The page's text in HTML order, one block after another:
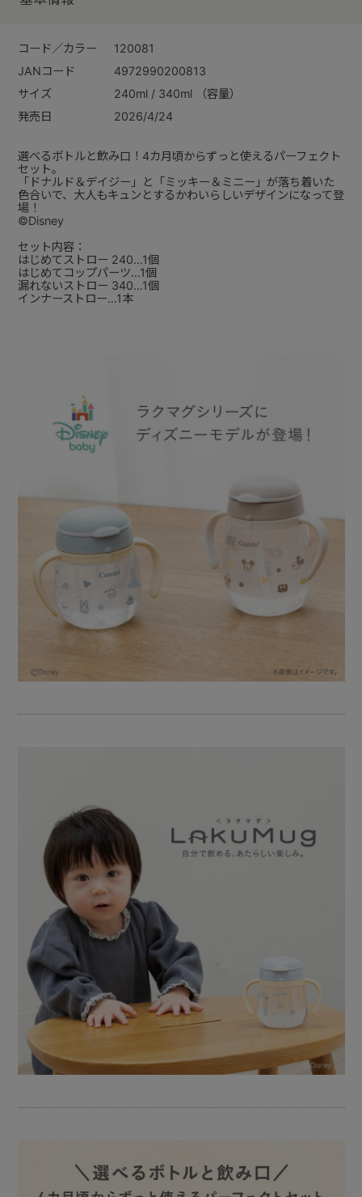
コード／カラー
120081
JANコード
4972990200813
サイズ
240ml / 340ml （容量）
発売日
2026/4/24
選べるボトルと飲み口！4カ月頃からずっと使えるパーフェクト
セット。
「ドナルド＆デイジー」と「ミッキー＆ミニー」が落ち着いた
色合いで、大人もキュンとするかわいらしいデザインになって登
場！
©Disney
セット内容：
はじめてストロー 240…1個
はじめてコップパーツ…1個
漏れないストロー 340…1個
インナーストロー…1本